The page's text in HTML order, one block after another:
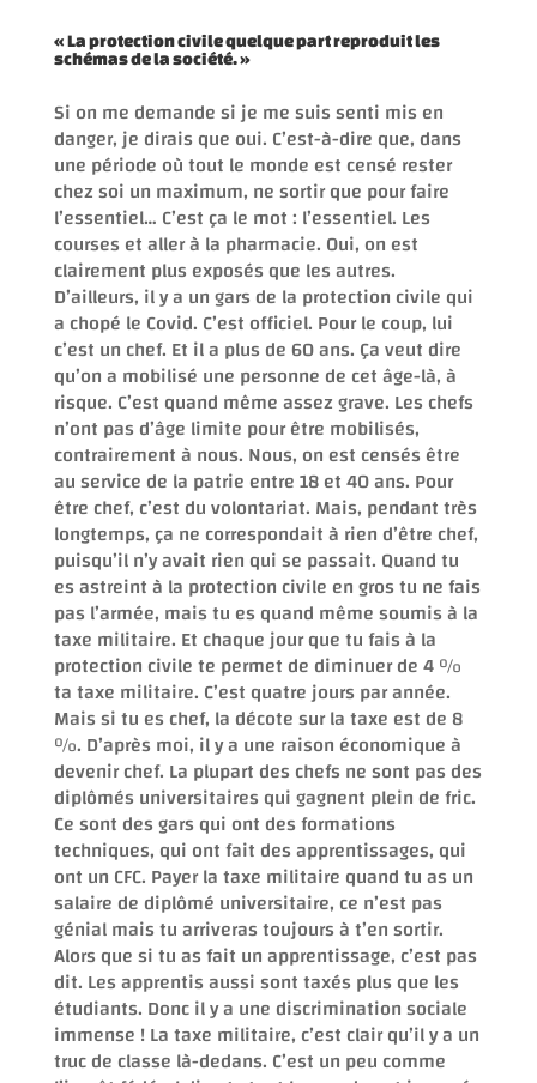
« La protection civile quelque part reproduit les
schémas de la société. »
Si on me demande si je me suis senti mis en
danger, je dirais que oui. C’est-à-dire que, dans
une période où tout le monde est censé rester
chez soi un maximum, ne sortir que pour faire
l’essentiel… C’est ça le mot : l’essentiel. Les
courses et aller à la pharmacie. Oui, on est
clairement plus exposés que les autres.
D’ailleurs, il y a un gars de la protection civile qui
a chopé le Covid. C’est officiel. Pour le coup, lui
c’est un chef. Et il a plus de 60 ans. Ça veut dire
qu’on a mobilisé une personne de cet âge-là, à
risque. C’est quand même assez grave. Les chefs
n’ont pas d’âge limite pour être mobilisés,
contrairement à nous. Nous, on est censés être
au service de la patrie entre 18 et 40 ans. Pour
être chef, c’est du volontariat. Mais, pendant très
longtemps, ça ne correspondait à rien d’être chef,
puisqu’il n’y avait rien qui se passait. Quand tu
es astreint à la protection civile en gros tu ne fais
pas l’armée, mais tu es quand même soumis à la
taxe militaire. Et chaque jour que tu fais à la
protection civile te permet de diminuer de 4 %
ta taxe militaire. C’est quatre jours par année.
Mais si tu es chef, la décote sur la taxe est de 8
%. D’après moi, il y a une raison économique à
devenir chef. La plupart des chefs ne sont pas des
diplômés universitaires qui gagnent plein de fric.
Ce sont des gars qui ont des formations
techniques, qui ont fait des apprentissages, qui
ont un CFC. Payer la taxe militaire quand tu as un
salaire de diplômé universitaire, ce n’est pas
génial mais tu arriveras toujours à t’en sortir.
Alors que si tu as fait un apprentissage, c’est pas
dit. Les apprentis aussi sont taxés plus que les
étudiants. Donc il y a une discrimination sociale
immense ! La taxe militaire, c’est clair qu’il y a un
truc de classe là-dedans. C’est un peu comme